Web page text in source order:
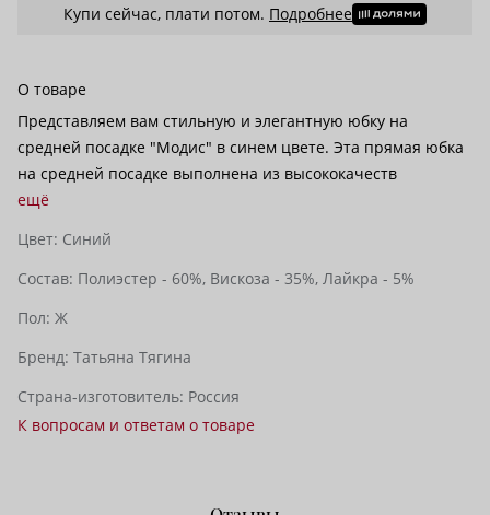
Купи сейчас, плати потом. Подробнее
О товаре
Представляем вам стильную и элегантную юбку на
средней посадке "Модис" в синем цвете. Эта прямая юбка
на средней посадке выполнена из высококачеств
ещё
Цвет: Синий
Состав: Полиэстер - 60%, Вискоза - 35%, Лайкра - 5%
Пол: Ж
Бренд: Татьяна Тягина
Страна-изготовитель: Россия
К вопросам и ответам о товаре